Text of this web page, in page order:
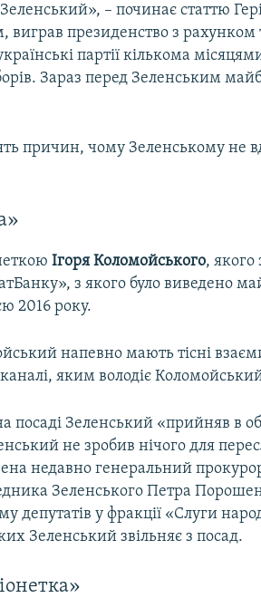
– починає статтю
виграв президенство з рахунком
партії кількома
Зараз перед Зеленським
причин, чому Зеленському не
Ігоря Коломойського, якого
з якого було виведено
2016 року.
напевно мають тісні
яким володіє
посаді Зеленський «прийняв в
не зробив нічого для
недавно генеральний
Зеленського Петра
депутатів у фракції «Слуги
Зеленський звільняє з посад.